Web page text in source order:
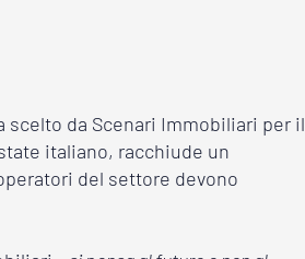
scelto da Scenari Immobiliari per il
italiano, racchiude un
del settore devono